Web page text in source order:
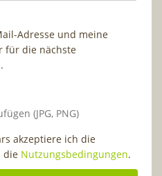
Adresse und meine
für die nächste
(JPG, PNG)
akzeptiere ich die
die Nutzungsbedingungen.